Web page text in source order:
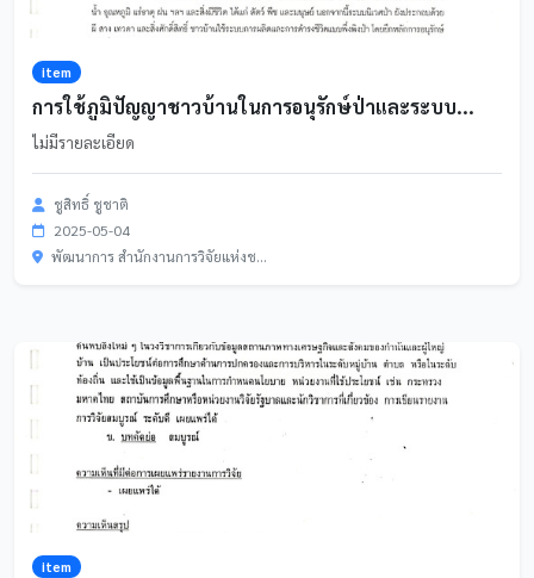
item
การใช้ภูมิปัญญาชาวบ้านในการอนุรักษ์ป่าและระบบ...
ไม่มีรายละเอียด
ชูสิทธิ์ ชูชาติ
2025-05-04
พัฒนาการ สำนักงานการวิจัยแห่งช...
item